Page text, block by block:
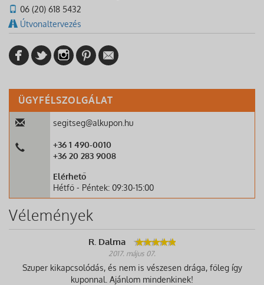
06 (20) 618 5432
Útvonaltervezés
ÜGYFÉLSZOLGÁLAT
segitseg@alkupon.hu
+36 1 490-0010
+36 20 283 9008
Elérhető
Hétfő - Péntek: 09:30-15:00
Vélemények
R. Dalma
2017. május 07.
Szuper kikapcsolódás, és nem is vészesen drága, főleg így
kuponnal. Ajánlom mindenkinek!